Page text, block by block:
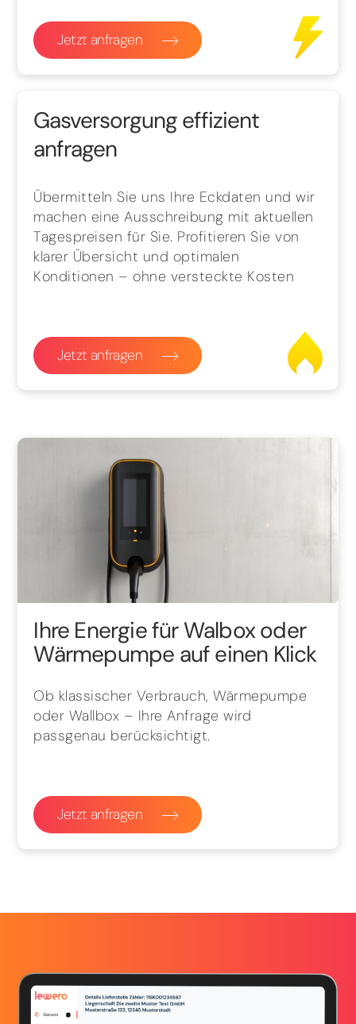
Jetzt anfragen
Gasversorgung effizient
anfragen
Übermitteln Sie uns Ihre Eckdaten und wir
machen eine Ausschreibung mit aktuellen
Tagespreisen für Sie. Profitieren Sie von
klarer Übersicht und optimalen
Konditionen – ohne versteckte Kosten
Jetzt anfragen
Ihre Energie für Walbox oder
Wärmepumpe auf einen Klick
Ob klassischer Verbrauch, Wärmepumpe
oder Wallbox – Ihre Anfrage wird
passgenau berücksichtigt.
Jetzt anfragen